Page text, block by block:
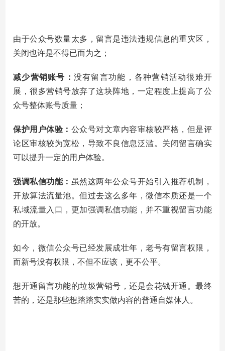
由于公众号数量太多，留言是违法违规信息的重灾区，
关闭也许是不得已而为之；
减少营销账号： 没有留言功能，各种营销活动很难开
展，很多营销号放弃了这块阵地，一定程度上提高了公
众号整体账号质量；
保护用户体验： 公众号对文章内容审核较严格，但是评
论区审核较为宽松，导致不良信息泛滥。关闭留言确实
可以提升一定的用户体验。
强调私信功能： 虽然这两年公众号开始引入推荐机制，
开放算法流量池。但过去这么多年，微信本质还是一个
私域流量入口，更加强调私信功能，并不重视留言功能
的开放。
如今，微信公众号已经发展成壮年，老号有留言权限，
而新号没有权限，不但不应该，更不公平。
想开通留言功能的垃圾营销号，还是会花钱开通。最终
苦的，还是那些想踏踏实实做内容的普通自媒体人。